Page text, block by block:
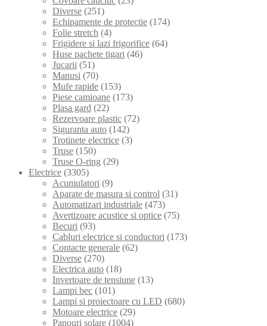
Diverse (251)
Echipamente de protectie (174)
Folie stretch (4)
Frigidere si lazi frigorifice (64)
Huse pachete tigari (46)
Jucarii (51)
Manusi (70)
Mufe rapide (153)
Piese camioane (173)
Plasa gard (22)
Rezervoare plastic (72)
Siguranta auto (142)
Trotinete electrice (3)
Truse (150)
Truse O-ring (29)
Electrice (3305)
Acumulatori (9)
Aparate de masura si control (31)
Automatizari industriale (473)
Avertizoare acustice si optice (75)
Becuri (93)
Cabluri electrice si conductori (173)
Contacte generale (62)
Diverse (270)
Electrica auto (18)
Invertoare de tensiune (13)
Lampi bec (101)
Lampi si proiectoare cu LED (680)
Motoare electrice (29)
Panouri solare (1004)